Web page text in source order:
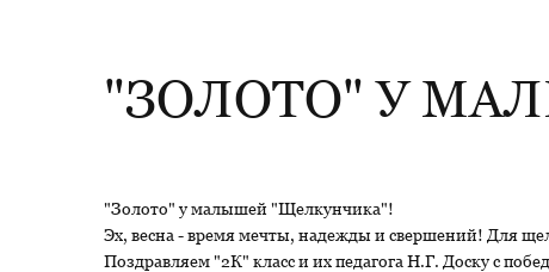
"ЗОЛОТО" У
"Золото" у малышей "Щелкунчика"!
Эх, весна - время мечты, надежды и свершений! Для
Поздравляем "2К" класс и их педагога Н.Г. Доску с